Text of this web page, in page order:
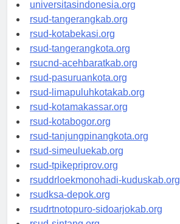
universitasindonesia.org
rsud-tangerangkab.org
rsud-kotabekasi.org
rsud-tangerangkota.org
rsucnd-acehbaratkab.org
rsud-pasuruankota.org
rsud-limapuluhkotakab.org
rsud-kotamakassar.org
rsud-kotabogor.org
rsud-tanjungpinangkota.org
rsud-simeuluekab.org
rsud-tpikepriprov.org
rsuddrloekmonohadi-kuduskab.org
rsudksa-depok.org
rsudrtnotopuro-sidoarjokab.org